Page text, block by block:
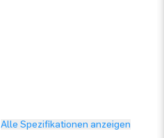
Alle Spezifikationen anzeigen